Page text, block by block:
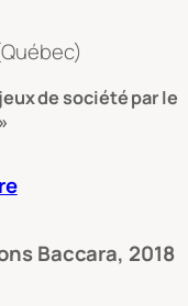
de société par le
Baccara, 2018